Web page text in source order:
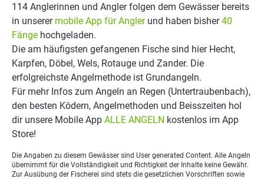
114 Anglerinnen und Angler folgen dem Gewässer bereits
in unserer mobile App für Anglerund haben bisher40
Fänge hochgeladen.
Die am häufigsten gefangenen Fische sind hier Hecht,
Karpfen, Döbel, Wels, Rotauge und Zander. Die
erfolgreichste Angelmethode ist Grundangeln.
Für mehr Infos zum Angeln an Regen (Untertraubenbach),
den besten Ködern, Angelmethoden und Beisszeiten hol
dir unsere Mobile App ALLE ANGELN kostenlos im App
Store!
Die Angaben zu diesem Gewässer sind User generated Content. Alle Angeln
übernimmt für die Vollständigkeit und Richtigkeit der Inhalte keine Gewähr.
Zur Ausübung der Fischerei sind stets die gesetzlichen Vorschriften sowie